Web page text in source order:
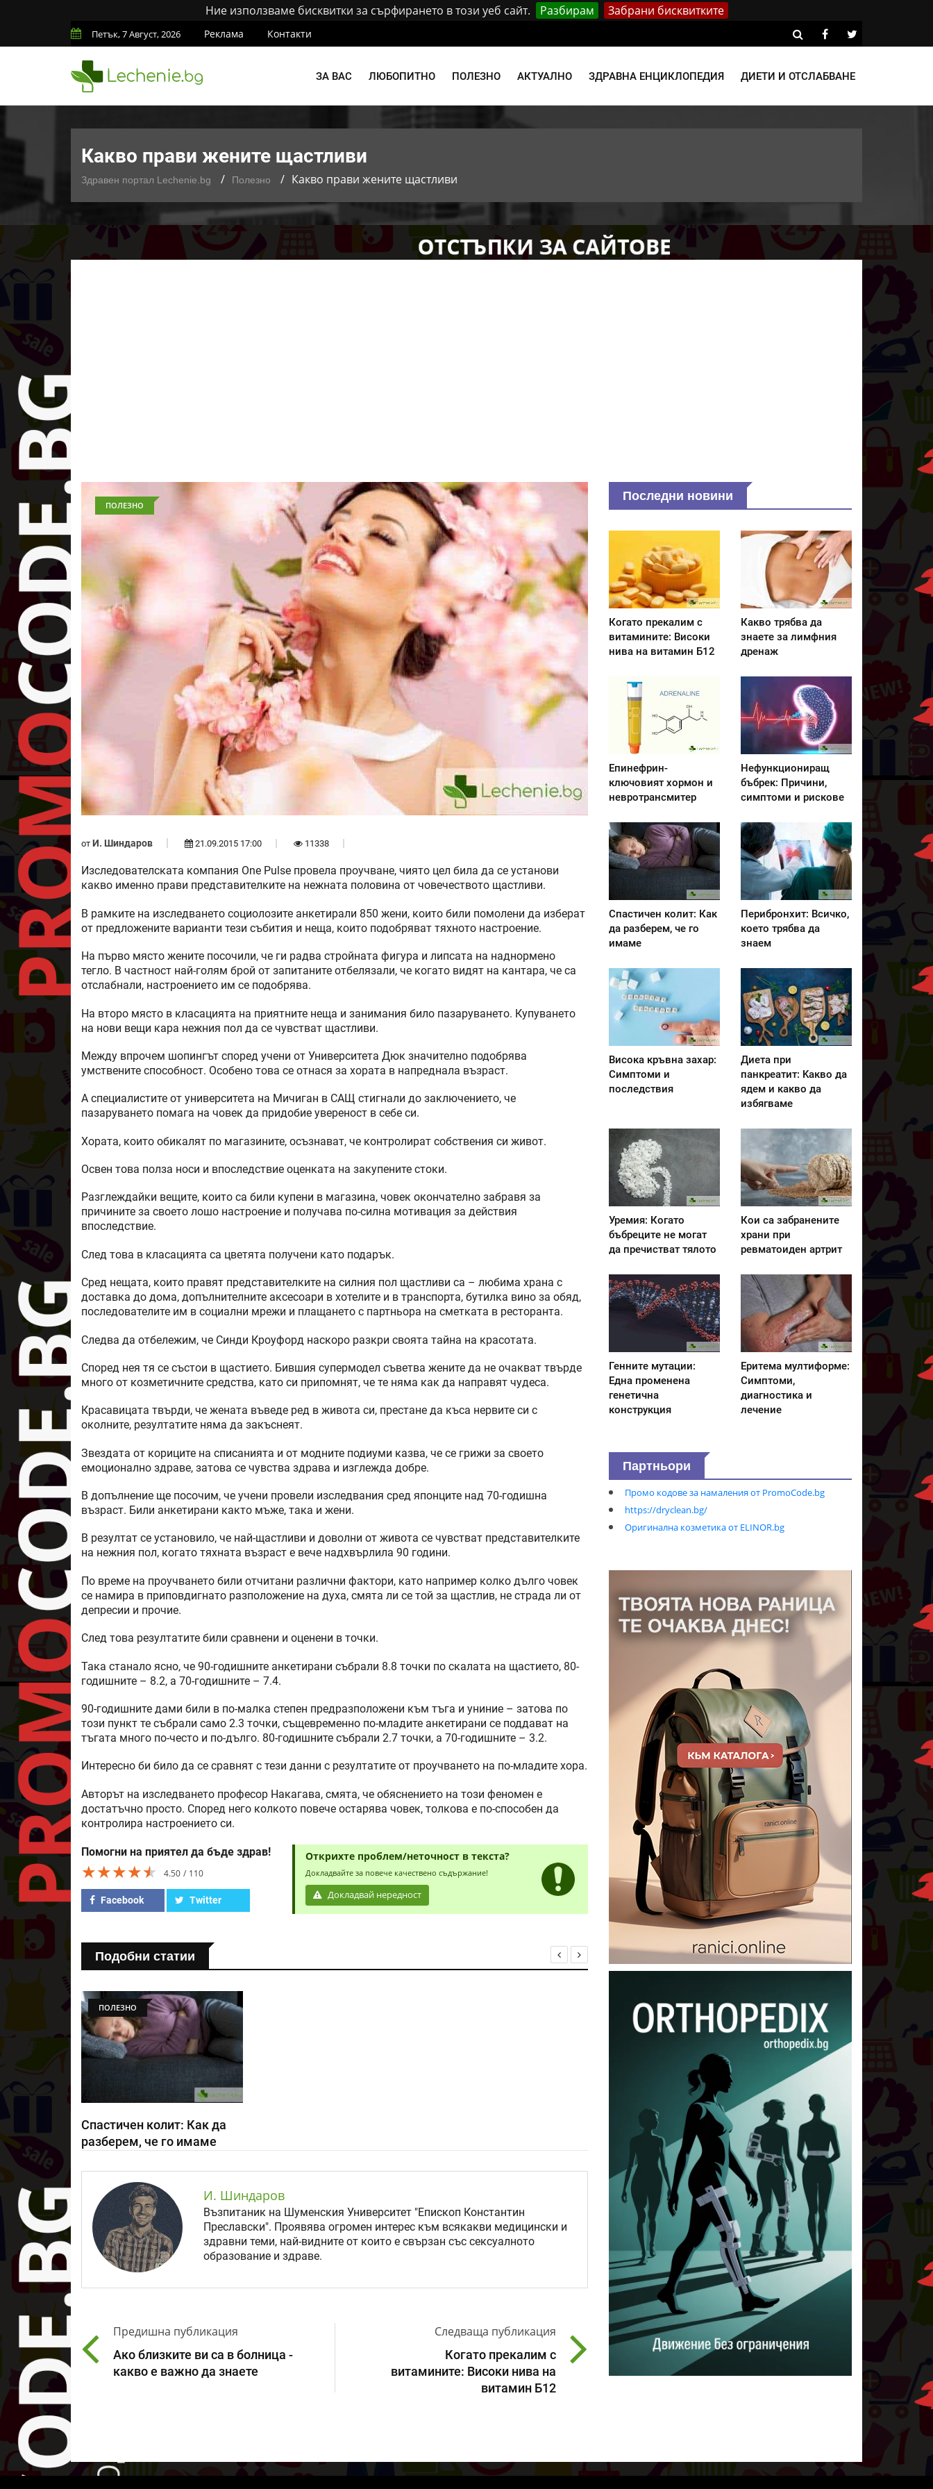
Ние използваме бисквитки за сърфирането в този уеб сайт. Разбирам Забрани бисквитките
Петък, 7 Август, 2026 Реклама Контакти
ЗА ВАС ЛЮБОПИТНО ПОЛЕЗНО АКТУАЛНО ЗДРАВНА ЕНЦИКЛОПЕДИЯ ДИЕТИ И ОТСЛАБВАНЕ
Какво прави жените щастливи
Здравен портал Lechenie.bg Полезно Какво прави жените щастливи
ПОЛЕЗНО
от И. Шиндаров 21.09.2015 17:00 11338
Изследователската компания One Pulse провела проучване, чиято цел била да се установи
какво именно прави представителките на нежната половина от човечеството щастливи.
В рамките на изследването социолозите анкетирали 850 жени, които били помолени да изберат
от предложените варианти тези събития и неща, които подобряват тяхното настроение.
На първо място жените посочили, че ги радва стройната фигура и липсата на наднормено
тегло. В частност най-голям брой от запитаните отбелязали, че когато видят на кантара, че са
отслабнали, настроението им се подобрява.
На второ място в класацията на приятните неща и занимания било пазаруването. Купуването
на нови вещи кара нежния пол да се чувстват щастливи.
Между впрочем шопингът според учени от Университета Дюк значително подобрява
умствените способност. Особено това се отнася за хората в напреднала възраст.
А специалистите от университета на Мичиган в САЩ стигнали до заключението, че
пазаруването помага на човек да придобие увереност в себе си.
Хората, които обикалят по магазините, осъзнават, че контролират собствения си живот.
Освен това полза носи и впоследствие оценката на закупените стоки.
Разглеждайки вещите, които са били купени в магазина, човек окончателно забравя за
причините за своето лошо настроение и получава по-силна мотивация за действия
впоследствие.
След това в класацията са цветята получени като подарък.
Сред нещата, които правят представителките на силния пол щастливи са – любима храна с
доставка до дома, допълнителните аксесоари в хотелите и в транспорта, бутилка вино за обяд,
последователите им в социални мрежи и плащането с партньора на сметката в ресторанта.
Следва да отбележим, че Синди Кроуфорд наскоро разкри своята тайна на красотата.
Според нея тя се състои в щастието. Бившия супермодел съветва жените да не очакват твърде
много от козметичните средства, като си припомнят, че те няма как да направят чудеса.
Красавицата твърди, че жената въведе ред в живота си, престане да къса нервите си с
околните, резултатите няма да закъснеят.
Звездата от кориците на списанията и от модните подиуми казва, че се грижи за своето
емоционално здраве, затова се чувства здрава и изглежда добре.
В допълнение ще посочим, че учени провели изследвания сред японците над 70-годишна
възраст. Били анкетирани както мъже, така и жени.
В резултат се установило, че най-щастливи и доволни от живота се чувстват представителките
на нежния пол, когато тяхната възраст е вече надхвърлила 90 години.
По време на проучването били отчитани различни фактори, като например колко дълго човек
се намира в приповдигнато разположение на духа, смята ли се той за щастлив, не страда ли от
депресии и прочие.
След това резултатите били сравнени и оценени в точки.
Така станало ясно, че 90-годишните анкетирани събрали 8.8 точки по скалата на щастието, 80-
годишните – 8.2, а 70-годишните – 7.4.
90-годишните дами били в по-малка степен предразположени към тъга и униние – затова по
този пункт те събрали само 2.3 точки, същевременно по-младите анкетирани се поддават на
тъгата много по-често и по-дълго. 80-годишните събрали 2.7 точки, а 70-годишните – 3.2.
Интересно би било да се сравнят с тези данни с резултатите от проучването на по-младите хора.
Авторът на изследването професор Накагава, смята, че обяснението на този феномен е
достатъчно просто. Според него колкото повече остарява човек, толкова е по-способен да
контролира настроението си.
Помогни на приятел да бъде здрав!
★★★★★
★★★★★
★★★★★ 4.50 110
Facebook Twitter
Открихте проблем/неточност в текста?
Докладвайте за повече качествено съдържание!
Докладвай нередност
Подобни статии
ПОЛЕЗНО
Спастичен колит: Как да
разберем, че го имаме
И. Шиндаров
Възпитаник на Шуменския Университет "Епископ Константин
Преславски". Проявява огромен интерес към всякакви медицински и
здравни теми, най-видните от които е свързан със сексуалното
образование и здраве.
Предишна публикация
Ако близките ви са в болница -
какво е важно да знаете
Следваща публикация
Когато прекалим с
витамините: Високи нива на
витамин Б12
Последни новини
Когато прекалим с
витамините: Високи
нива на витамин Б12
Какво трябва да
знаете за лимфния
дренаж
Епинефрин-
ключовият хормон и
невротрансмитер
Нефункциониращ
бъбрек: Причини,
симптоми и рискове
Спастичен колит: Как
да разберем, че го
имаме
Перибронхит: Всичко,
което трябва да
знаем
Висока кръвна захар:
Симптоми и
последствия
Диета при
панкреатит: Kакво да
ядем и какво да
избягваме
Уремия: Когато
бъбреците не могат
да пречистват тялото
Кои са забранените
храни при
ревматоиден артрит
Генните мутации:
Една променена
генетична
конструкция
Еритема мултиформе:
Симптоми,
диагностика и
лечение
Партньори
Промо кодове за намаления от PromoCode.bg
https://dryclean.bg/
Оригинална козметика от ELINOR.bg